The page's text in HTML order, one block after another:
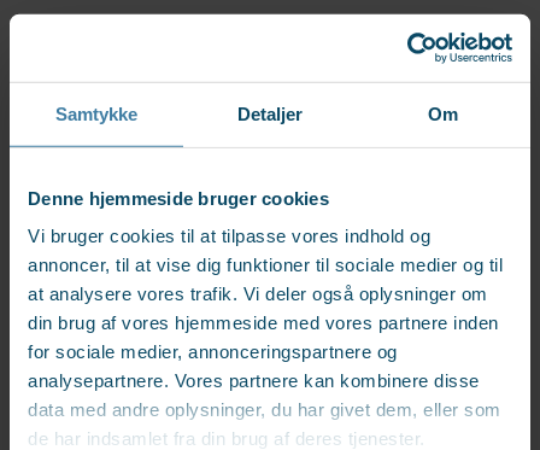
Samtykke Detaljer Om
Denne hjemmeside bruger cookies
Vi bruger cookies til at tilpasse vores indhold og
annoncer, til at vise dig funktioner til sociale medier og til
at analysere vores trafik. Vi deler også oplysninger om
din brug af vores hjemmeside med vores partnere inden
for sociale medier, annonceringspartnere og
analysepartnere. Vores partnere kan kombinere disse
data med andre oplysninger, du har givet dem, eller som
de har indsamlet fra din brug af deres tjenester.
Gratis danskundervisning online under den officielle
danskuddannelse
Lær dansk hurtigt og intensivt med Executive Dansk
En-til-en lektioner med fokus på lige nøjagtigt den
præsentation, en leder skal lave, eller andre sproglige
emner, den enkelte vil forbedre
Online danskundervisning
under danskuddannelsen